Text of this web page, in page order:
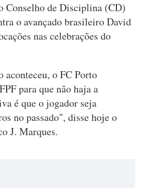
Conselho de Disciplina (CD)
o avançado brasileiro David
nas celebrações do
aconteceu, o FC Porto
para que não haja a
é que o jogador seja
no passado", disse hoje o
J. Marques.